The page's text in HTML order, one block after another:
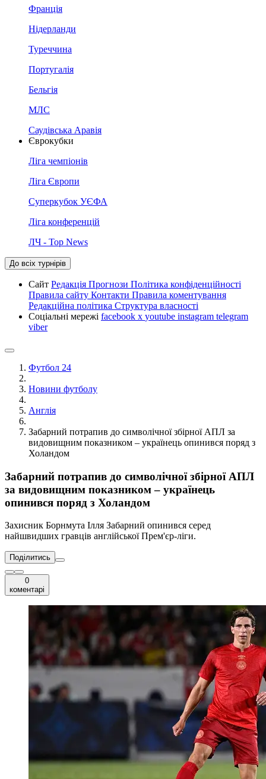
Франція
Нідерланди
Туреччина
Португалія
Бельгія
МЛС
Саудівська Аравія
Єврокубки
Ліга чемпіонів
Ліга Європи
Суперкубок УЄФА
Ліга конференцій
ЛЧ - Top News
До всіх турнірів
Сайт Редакція Прогнози Політика конфіденційності
Правила сайту Контакти Правила коментування
Редакційна політика Структура власності
Соціальні мережі facebook x youtube instagram telegram
viber
Футбол 24
Новини футболу
Англія
Забарний потрапив до символічної збірної АПЛ за
видовищним показником – українець опинився поряд з
Холандом
Забарний потрапив до символічної збірної АПЛ
за видовищним показником – українець
опинився поряд з Холандом
Захисник Борнмута Ілля Забарний опинився серед
найшвидших гравців англійської Прем'єр-ліги.
Поділитись
0
коментарі